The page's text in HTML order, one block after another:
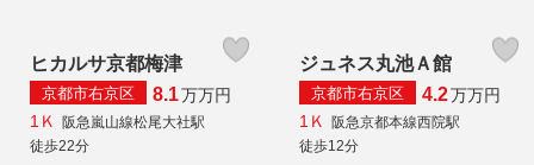
ヒカルサ京都梅津
京都市右京区 8.1万万円
1Ｋ 阪急嵐山線松尾大社駅
徒歩22分
ジュネス丸池Ａ館
京都市右京区 4.2万万円
1Ｋ 阪急京都本線西院駅
徒歩12分